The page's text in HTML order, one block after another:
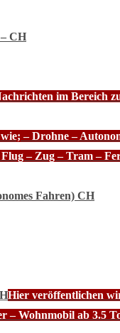
CH
im Bereich
– Drohne –
– Zug – Tram –
Fahren) CH
Hier veröffentlichen
– Wohnmobil ab 3.5